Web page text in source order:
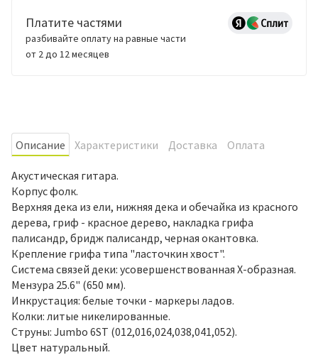
Платите частями
разбивайте оплату на равные части
от 2 до 12 месяцев
Oписание Характеристики Доставка Оплата
Акустическая гитара.
Корпус фолк.
Верхняя дека из ели, нижняя дека и обечайка из красного
дерева, гриф - красное дерево, накладка грифа
палисандр, бридж палисандр, черная окантовка.
Крепление грифа типа "ласточкин хвост".
Система связей деки: усовершенствованная X-образная.
Мензура 25.6" (650 мм).
Инкрустация: белые точки - маркеры ладов.
Колки: литые никелированные.
Струны: Jumbo 6ST (012,016,024,038,041,052).
Цвет натуральный.